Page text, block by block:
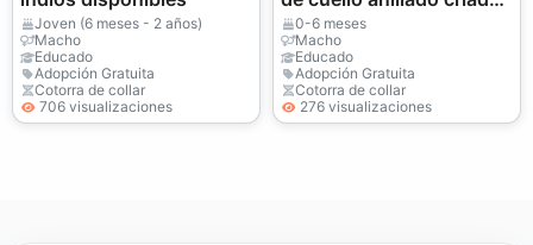
Joven (6 meses - 2 años)
Macho
Educado
Adopción Gratuita
Cotorra de collar
706 visualizaciones
a mano.
0-6 meses
Macho
Educado
Adopción Gratuita
Cotorra de collar
276 visualizaciones